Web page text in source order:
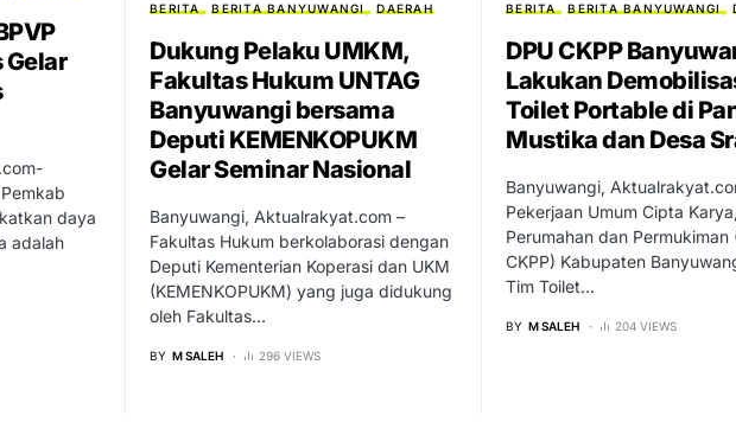
Gelar
daya
adalah
BERITA BERITA BANYUWANGI DAERAH
Dukung Pelaku UMKM,
Fakultas Hukum UNTAG
Banyuwangi bersama
Deputi KEMENKOPUKM
Gelar Seminar Nasional
Banyuwangi, Aktualrakyat.com –
Fakultas Hukum berkolaborasi dengan
Deputi Kementerian Koperasi dan UKM
(KEMENKOPUKM) yang juga didukung
oleh Fakultas…
BY M SALEH 296 VIEWS
BERITA BERITA BANYUWANGI
DPU CKPP
Lakukan
Toilet Portable di
Mustika dan Desa
Banyuwangi,
Pekerjaan Umum Cipta Karya,
Perumahan dan Permukiman
CKPP) Kabupaten
Tim Toilet…
BY M SALEH 204 VIEWS